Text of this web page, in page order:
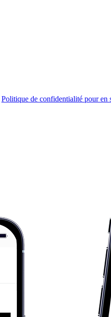
Politique de confidentialité pour en